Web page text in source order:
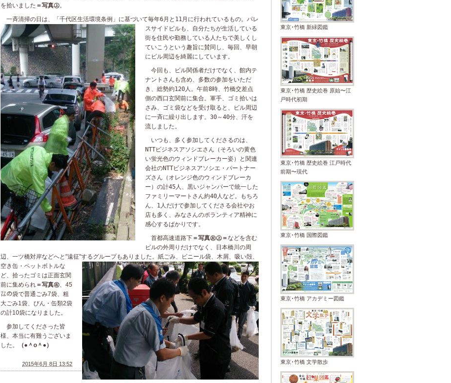
を拾いました ＝写真㊤。
一斉清掃の日は、「千代区生活環境条例」に基づいて毎年6月と 11月に行われているもの。パレ
スサイドビルも、自分たちが生活している
街を住民や勤務している人たちで美しくし
ていこうという趣旨に賛同し、毎回、早朝
にビル周辺を綺麗にしています。
今回も、ビル関係者だけでなく、館内テ
ナントさんも含め、多数の参加をいただ
き、総勢約120人。午前8時、竹橋交差点
側の西口玄関前に集合。軍手、ゴミ拾いは
さみ、ゴミ袋などを受け取ると、ビル周辺
に一斉に繰り出します。 30～40分、汗を
流しました。
いつも、多く参加してくださるのは、
NTTビジネスアソシエさん（そろいの黄色
い蛍光色のウィンドブレーカー姿）と関連
会社のNTTビジネスアソシエ・パートナー
ズさん（オレンジ色のウィンドブレーカ
ー）の計45人、黒いジャンパーで統一した
ファミリーマートさん約40人など。もちろ
ん、 1人だけで参加してくださる会社やお
店も多く、みなさんのボランティア精神に
感心するばかりです。
首都高速道路下 ＝写真㊧㊤＝などを含む
ビルの外周りだけでなく、日本橋川の周
辺、一ツ橋対岸などへと"遠征"するグループもありました。紙ごみ、ビニール袋、木屑、吸い殻、
空き缶・ペットボトルな
ど、 拾ったゴミは正面玄関
前に集められ ＝写真㊨、 45
㍑の袋で普通ごみ7袋、粗
大ごみ1袋、びん・缶類2袋
の計10袋になりました。
参加してくださった皆
様、本当に有難うございま
した。
（● ＾o ＾●）
2015年6月 8日 13:52
東京･竹橋 新緑図鑑
東京･竹橋 歴史絵巻 原始〜江
戸時代初期
東京･竹橋 歴史絵巻 江戸時代
前期〜現代
東京･竹橋 国際図鑑
東京･竹橋 アカデミー図鑑
東京･竹橋 文学散歩